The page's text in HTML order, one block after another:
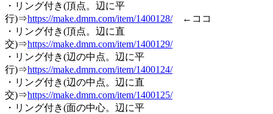
・リング付き(頂点。辺に平
行)⇒https://make.dmm.com/item/1400128/←ココ
・リング付き(頂点。辺に直
交)⇒https://make.dmm.com/item/1400129/
・リング付き(辺の中点。辺に平
行)⇒https://make.dmm.com/item/1400124/
・リング付き(辺の中点。辺に直
交)⇒https://make.dmm.com/item/1400125/
・リング付き(面の中心。辺に平